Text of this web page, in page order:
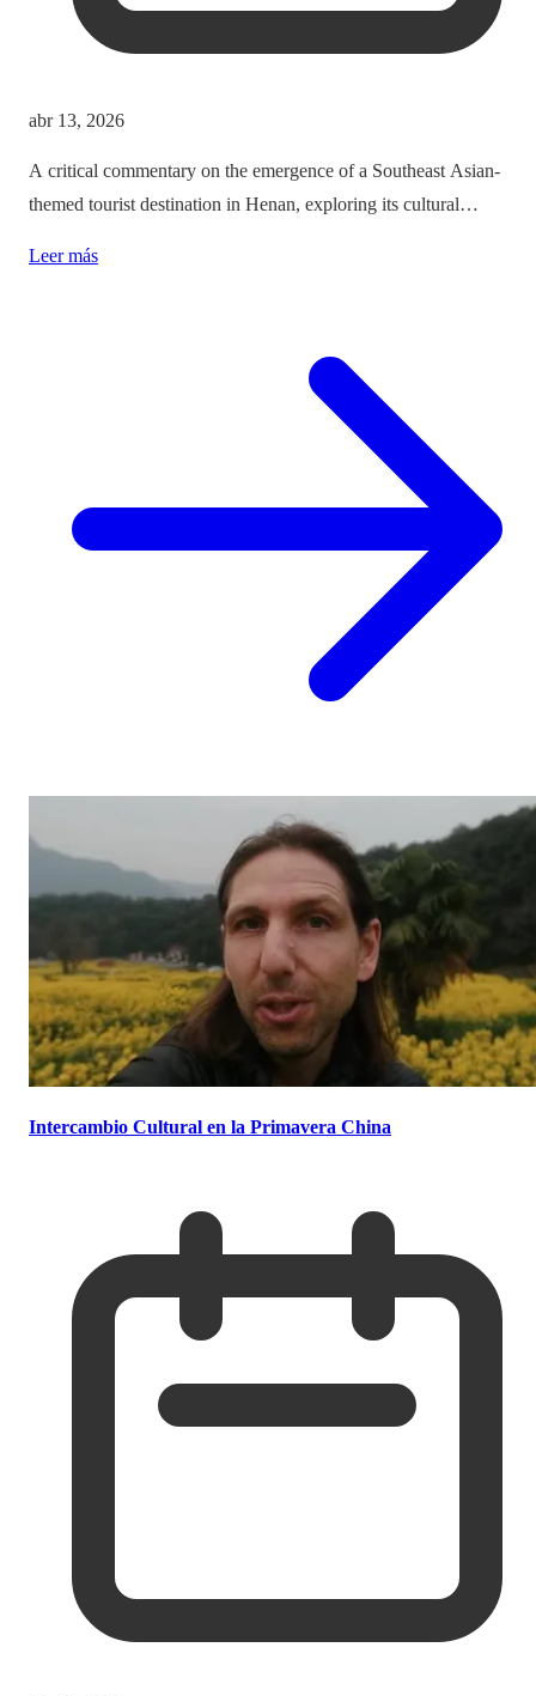
abr 13, 2026
A critical commentary on the emergence of a Southeast Asian-
themed tourist destination in Henan, exploring its cultural
Leer más
Intercambio Cultural en la Primavera China